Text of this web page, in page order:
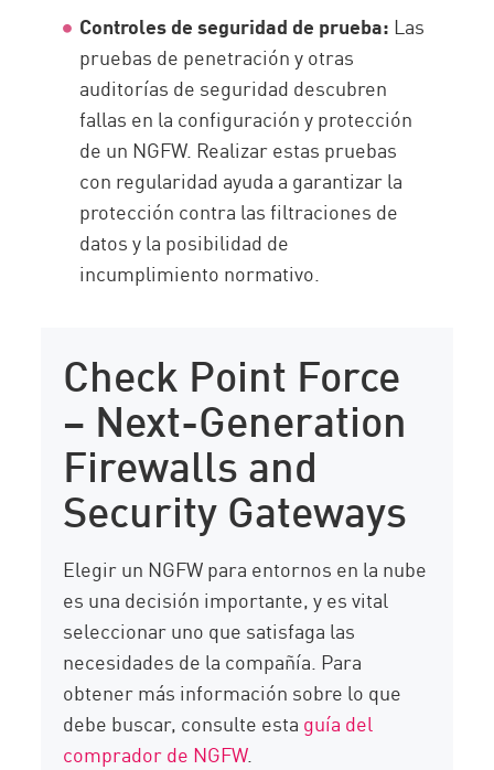
Controles de seguridad de prueba: Las
pruebas de penetración y otras
auditorías de seguridad descubren
fallas en la configuración y protección
de un NGFW. Realizar estas pruebas
con regularidad ayuda a garantizar la
protección contra las filtraciones de
datos y la posibilidad de
incumplimiento normativo.
Check Point Force
– Next-Generation
Firewalls and
Security Gateways
Elegir un NGFW para entornos en la nube
es una decisión importante, y es vital
seleccionar uno que satisfaga las
necesidades de la compañía. Para
obtener más información sobre lo que
debe buscar, consulte esta guía del
comprador de NGFW.